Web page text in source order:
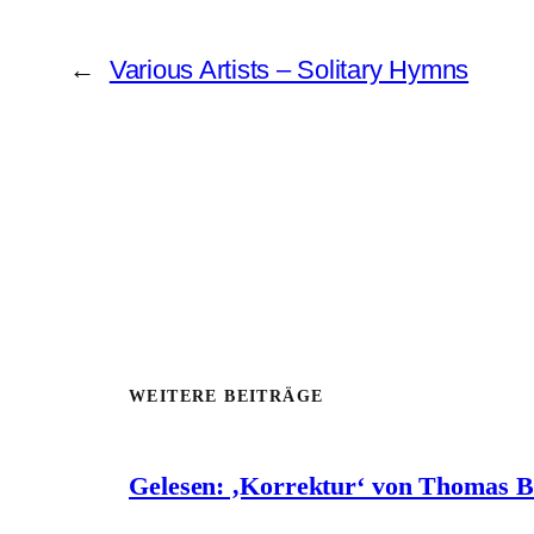
← Various Artists – Solitary Hymns
WEITERE BEITRÄGE
Gelesen: ‚Korrektur‘ von Thomas